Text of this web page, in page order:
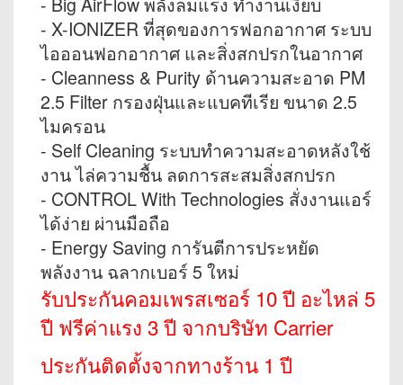
- X-IONIZER ที่สุดของการฟอกอากาศ ระบบ
ไอออนฟอกอากาศ และสิ่งสกปรกในอากาศ
- Cleanness & Purity ด้านความสะอาด PM
2.5 Filter กรองฝุ่นและแบคทีเรีย ขนาด 2.5
ไมครอน
- Self Cleaning ระบบทำความสะอาดหลังใช้
งาน ไล่ความชื้น ลดการสะสมสิ่งสกปรก
- CONTROL With Technologies สั่งงานแอร์
ได้ง่าย ผ่านมือถือ
- Energy Saving การันตีการประหยัด
พลังงาน ฉลากเบอร์ 5 ใหม่
รับประกันคอมเพรสเซอร์ 10 ปี อะไหล่ 5
ปี ฟรีค่าแรง 3 ปี จากบริษัท Carrier
ประกันติดตั้งจากทางร้าน 1 ปี